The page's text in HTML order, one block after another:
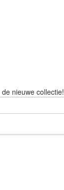
nieuwe collectie!